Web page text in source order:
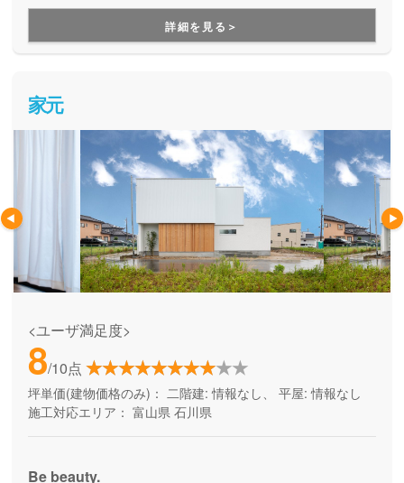
詳細を見る＞
家元
<ユーザ満足度>
8/10点
坪単価(建物価格のみ)： 二階建: 情報なし、 平屋: 情報なし
施工対応エリア： 富山県 石川県
Be beauty.